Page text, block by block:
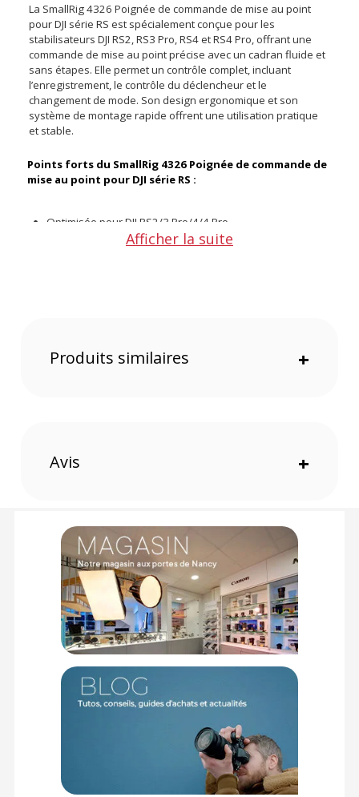
La SmallRig 4326 Poignée de commande de mise au point
pour DJI série RS est spécialement conçue pour les
stabilisateurs DJI RS2, RS3 Pro, RS4 et RS4 Pro, offrant une
commande de mise au point précise avec un cadran fluide et
sans étapes. Elle permet un contrôle complet, incluant
l’enregistrement, le contrôle du déclencheur et le
changement de mode. Son design ergonomique et son
système de montage rapide offrent une utilisation pratique
et stable.
Points forts du SmallRig 4326 Poignée de commande de
mise au point pour DJI série RS :
Optimisée pour DJI RS2/3 Pro/4/4 Pro
Commande de mise au point fluide
La SmallRig 4326 est conçue spécifiquement pour les
accroc, offrant une expérience de réglage fluide et précise,
idéale pour les prises de vue professionnelles.
installée et retirée en quelques secondes, ce qui permet une
configuration plus rapide et plus efficace.
Design ergonomique
Le design ergonomique de la poignée assure une prise en
main confortable, réduisant la fatigue lors de longues
sessions de tournage et permettant un meilleur contrôle.
Emplacement innovant pour strap
Un emplacement dédié pour le strap améliore la stabilité et
facilite l’ajustement de la prise en main, offrant une meilleure
sécurité et un confort accru.
Caractéristiques du SmallRig 4326 Poignée de
commande de mise au point pour DJI série RS :
Compatibilité : DJI RS 2/3 Pro/4/4 Pro
Afficher la suite
Produits similaires +
Avis +